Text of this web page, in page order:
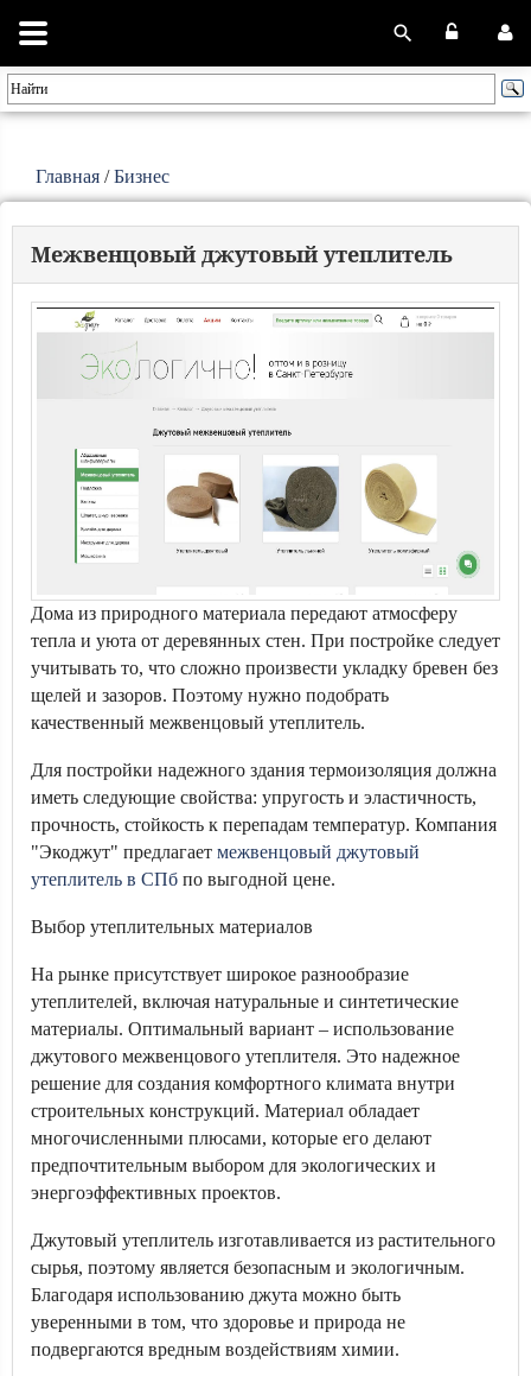
Главная /Бизнес
Межвенцовый джутовый утеплитель
Дома из природного материала передают атмосферу
тепла и уюта от деревянных стен. При постройке следует
учитывать то, что сложно произвести укладку бревен без
щелей и зазоров. Поэтому нужно подобрать
качественный межвенцовый утеплитель.
Для постройки надежного здания термоизоляция должна
иметь следующие свойства: упругость и эластичность,
прочность, стойкость к перепадам температур. Компания
"Экоджут" предлагает межвенцовый джутовый
утеплитель в СПб по выгодной цене.
Выбор утеплительных материалов
На рынке присутствует широкое разнообразие
утеплителей, включая натуральные и синтетические
материалы. Оптимальный вариант – использование
джутового межвенцового утеплителя. Это надежное
решение для создания комфортного климата внутри
строительных конструкций. Материал обладает
многочисленными плюсами, которые его делают
предпочтительным выбором для экологических и
энергоэффективных проектов.
Джутовый утеплитель изготавливается из растительного
сырья, поэтому является безопасным и экологичным.
Благодаря использованию джута можно быть
уверенными в том, что здоровье и природа не
подвергаются вредным воздействиям химии.